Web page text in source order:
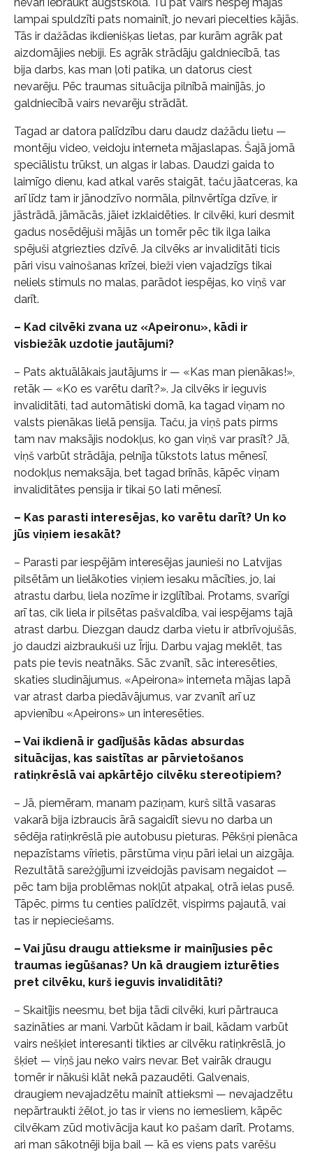
lampai spuldzīti pats nomainīt, jo nevari piecelties kājās.
Tās ir dažādas ikdienišķas lietas, par kurām agrāk pat
aizdomājies nebiji. Es agrāk strādāju galdniecībā, tas
bija darbs, kas man ļoti patika, un datorus ciest
nevarēju. Pēc traumas situācija pilnībā mainījās, jo
galdniecībā vairs nevarēju strādāt.
Tagad ar datora palīdzību daru daudz dažādu lietu —
montēju video, veidoju interneta mājaslapas. Šajā jomā
speciālistu trūkst, un algas ir labas. Daudzi gaida to
laimīgo dienu, kad atkal varēs staigāt, taču jāatceras, ka
arī līdz tam ir jānodzīvo normāla, pilnvērtīga dzīve, ir
jāstrādā, jāmācās, jāiet izklaidēties. Ir cilvēki, kuri desmit
gadus nosēdējuši mājās un tomēr pēc tik ilga laika
spējuši atgriezties dzīvē. Ja cilvēks ar invaliditāti ticis
pāri visu vainošanas krīzei, bieži vien vajadzīgs tikai
neliels stimuls no malas, parādot iespējas, ko viņš var
darīt.
– Kad cilvēki zvana uz «Apeironu», kādi ir
visbiežāk uzdotie jautājumi?
– Pats aktuālākais jautājums ir — «Kas man pienākas!»,
retāk — «Ko es varētu darīt?». Ja cilvēks ir ieguvis
invaliditāti, tad automātiski domā, ka tagad viņam no
valsts pienākas lielā pensija. Taču, ja viņš pats pirms
tam nav maksājis nodokļus, ko gan viņš var prasīt? Jā,
viņš varbūt strādāja, pelnīja tūkstots latus mēnesī,
nodokļus nemaksāja, bet tagad brīnās, kāpēc viņam
invaliditātes pensija ir tikai 50 lati mēnesī.
– Kas parasti interesējas, ko varētu darīt? Un ko
jūs viņiem iesakāt?
– Parasti par iespējām interesējas jaunieši no Latvijas
pilsētām un lielākoties viņiem iesaku mācīties, jo, lai
atrastu darbu, liela nozīme ir izglītībai. Protams, svarīgi
arī tas, cik liela ir pilsētas pašvaldība, vai iespējams tajā
atrast darbu. Diezgan daudz darba vietu ir atbrīvojušās,
jo daudzi aizbraukuši uz Īriju. Darbu vajag meklēt, tas
pats pie tevis neatnāks. Sāc zvanīt, sāc interesēties,
skaties sludinājumus. «Apeirona» interneta mājas lapā
var atrast darba piedāvājumus, var zvanīt arī uz
apvienību «Apeirons» un interesēties.
– Vai ikdienā ir gadījušās kādas absurdas
situācijas, kas saistītas ar pārvietošanos
ratiņkrēslā vai apkārtējo cilvēku stereotipiem?
– Jā, piemēram, manam paziņam, kurš siltā vasaras
vakarā bija izbraucis ārā sagaidīt sievu no darba un
sēdēja ratiņkrēslā pie autobusu pieturas. Pēkšņi pienāca
nepazīstams vīrietis, pārstūma viņu pāri ielai un aizgāja.
Rezultātā sarežģījumi izveidojās pavisam negaidot —
pēc tam bija problēmas nokļūt atpakaļ, otrā ielas pusē.
Tāpēc, pirms tu centies palīdzēt, vispirms pajautā, vai
tas ir nepieciešams.
– Vai jūsu draugu attieksme ir mainījusies pēc
traumas iegūšanas? Un kā draugiem izturēties
pret cilvēku, kurš ieguvis invaliditāti?
– Skaitījis neesmu, bet bija tādi cilvēki, kuri pārtrauca
sazināties ar mani. Varbūt kādam ir bail, kādam varbūt
vairs nešķiet interesanti tikties ar cilvēku ratiņkrēslā, jo
šķiet — viņš jau neko vairs nevar. Bet vairāk draugu
tomēr ir nākuši klāt nekā pazaudēti. Galvenais,
draugiem nevajadzētu mainīt attieksmi — nevajadzētu
nepārtraukti žēlot, jo tas ir viens no iemesliem, kāpēc
cilvēkam zūd motivācija kaut ko pašam darīt. Protams,
ari man sākotnēji bija bail — kā es viens pats varēšu